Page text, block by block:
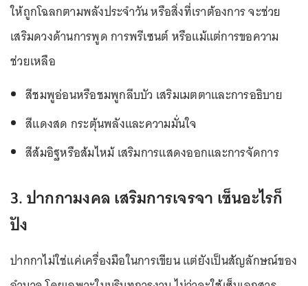
ให้ถูกโฉลกตามพลังประจำวัน หรือสิ่งที่เราต้องการ จะช่วย
เสริมดวงด้านการพูด การพรีเซนต์ หรือแม้แต่การขอความ
ช่วยเหลือ
สีชมพูอ่อนหรือชมพูกลีบบัว เสริมเมตตาและการอธิบาย
สีแดงสด กระตุ้นพลังและความมั่นใจ
สีส้มอิฐหรือส้มไหม้ เสริมการแสดงออกและการจัดการ
3. ปากกามงคล เสริมการเจรจา เซ็นอะไรก็
ปัง
ปากกาไม่ใช่แค่เครื่องมือในการเขียน แต่ยังเป็นสัญลักษณ์ของ